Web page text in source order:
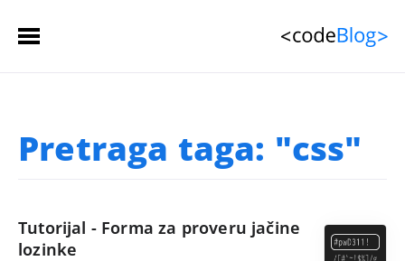
Članci (spisak)
Kontakt
Pretraga taga: "css"
Tutorijal - Forma za proveru jačine
lozinke